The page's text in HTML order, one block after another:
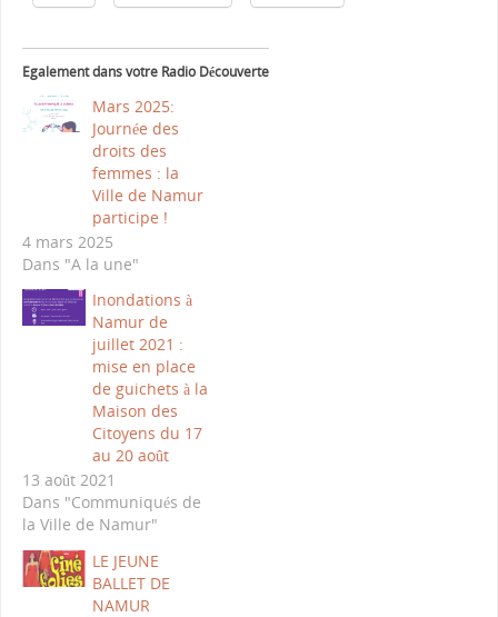
Egalement dans votre Radio Découverte
Mars 2025:
Journée des
droits des
femmes : la
Ville de Namur
participe !
4 mars 2025
Dans "A la une"
Inondations à
Namur de
juillet 2021 :
mise en place
de guichets à la
Maison des
Citoyens du 17
au 20 août
13 août 2021
Dans "Communiqués de
la Ville de Namur"
LE JEUNE
BALLET DE
NAMUR